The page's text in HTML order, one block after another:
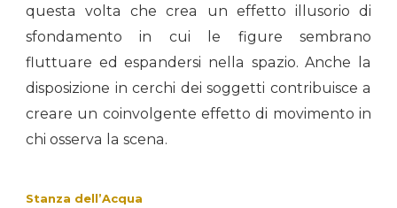
questa volta che crea un effetto illusorio di
sfondamento in cui le figure sembrano
fluttuare ed espandersi nella spazio. Anche la
disposizione in cerchi dei soggetti contribuisce a
creare un coinvolgente effetto di movimento in
chi osserva la scena.
Stanza dell’Acqua